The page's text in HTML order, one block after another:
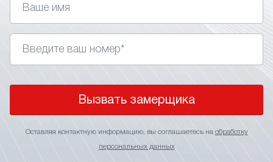
Вызвать замерщика
Оставляя контактную информацию, вы соглашаетесь на обработку
персональных данных